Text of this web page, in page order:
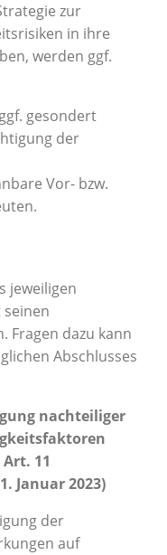
zur
in ihre
werden ggf.
gesondert
der
Vor- bzw.
jeweiligen
Fragen dazu kann
Abschlusses
nachteiliger
11
Januar 2023)
der
auf